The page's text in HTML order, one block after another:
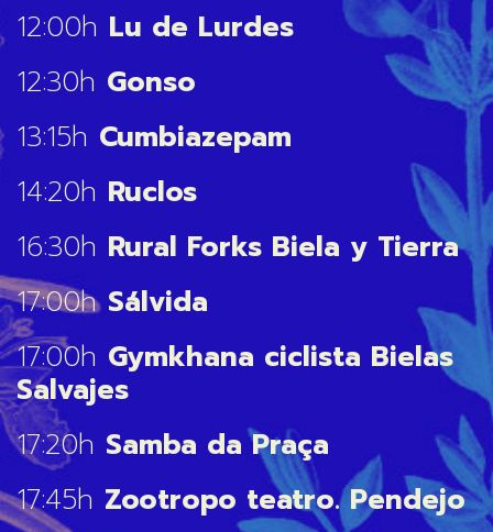
12:00h Lu de Lurdes
12:30h Gonso
13:15h Cumbiazepam
14:20h Ruclos
16:30h Rural Forks Biela y Tierra
17:00h Sálvida
17:00h Gymkhana ciclista Bielas
Salvajes
17:20h Samba da Praça
17:45h Zootropo teatro. Pendejo